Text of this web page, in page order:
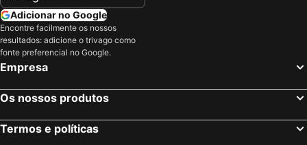
Adicionar no Google
Encontre facilmente os nossos
resultados: adicione o trivago como
fonte preferencial no Google.
Empresa
Os nossos produtos
Termos e políticas